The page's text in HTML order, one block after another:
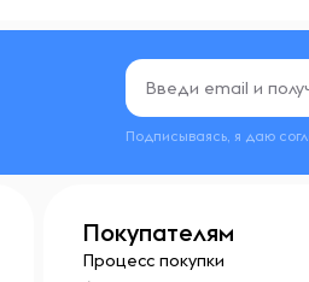
Подписываясь, я даю
Покупателям
Процесс покупки